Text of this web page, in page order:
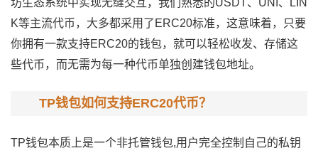
坊生态系统中实现无缝交互，我们熟悉的USDT、UNI、LIN
K等主流代币，大多都采用了ERC20标准，这意味着，只要
你拥有一款支持ERC20的钱包，就可以轻松收发、存储这
些代币，而无需为每一种代币单独创建钱包地址。
TP钱包如何支持ERC20代币？
TP钱包本质上是一个非托管钱包,用户完全控制自己的私钥